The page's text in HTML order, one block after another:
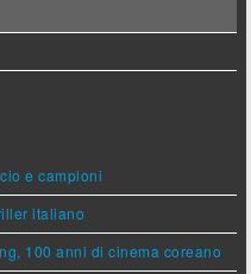
e campioni
italiano
100 anni di cinema coreano